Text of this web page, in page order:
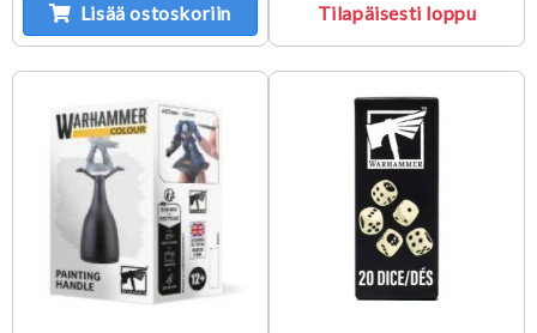
Lisää ostoskoriin Tilapäisesti loppu